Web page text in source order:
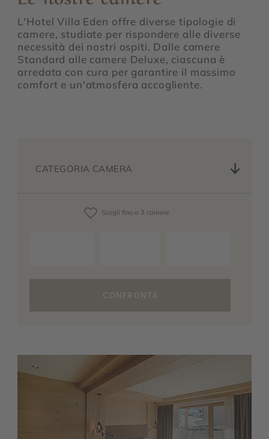
L'Hotel Villa Eden offre diverse tipologie di
camere, studiate per rispondere alle diverse
necessità dei nostri ospiti. Dalle camere
Standard alle camere Deluxe, ciascuna è
arredata con cura per garantire il massimo
comfort e un'atmosfera accogliente.
CATEGORIA CAMERA
Scegli fino a 3 camere
CONFRONTA